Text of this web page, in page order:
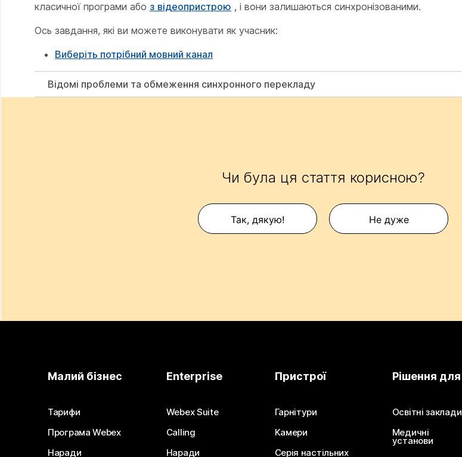
класичної програми або з відеопристрою , і вони залишаються синхронізованими.
Ось завдання, які ви можете виконувати як учасник:
Виберіть потрібний мовний канал
Відомі проблеми та обмеження синхронного перекладу
Чи була ця стаття корисною?
Так, дякую! Не дуже
Малий бізнес
Тарифи
Програма Webex
Наради
Enterprise
Webex Suite
Calling
Наради
Пристрої
Гарнітури
Камери
Серія настільних
Рішення для
Освітні заклади
Медичні
установи